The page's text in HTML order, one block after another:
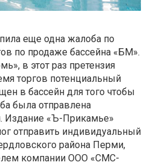
еще одна жалоба по
по продаже бассейна «БМ».
в этот раз претензия
торгов потенциальный
в бассейн для того чтобы
была отправлена
Издание «Ъ-Прикамье»
отправить индивидуальный
района Перми,
компании ООО «СМС-